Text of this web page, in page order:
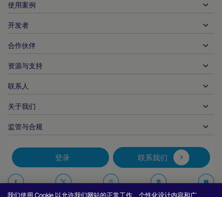
入账
支出
全球收单
实时支付
发布
付款方式
APM
欺诈与风险管理
拒付解决方案
使用案例
接待服务
汽车
企业对企业
金融服务
政府付款
旅行与交通
独立软件供货商
加密货币平台与兑换
市场
开发者
开发者工具
API 参考文件
文件资料中心
合作伙伴
与我们合作
合作伙伴产品和解决方案
技术合作伙伴
合作伙伴 DNA
合作伙伴见解
资源与支持
客户支持
商家资源
行业报告
联系人
商户销售咨询
首席执行官办公室
公司信息
推荐商户计划
报告安全漏洞
关于我们
业务概况
案例研究
博客
监管与合规
无障碍声明
反现代奴隶制报告（英国）
反现代奴隶制报告（加拿大）
登录 联系我们
我们使用 Cookie 以允许我们网站的正常工作、个性化设计内容和广